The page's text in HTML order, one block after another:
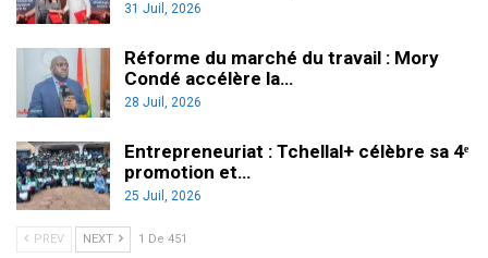
31 Juil, 2026
Réforme du marché du travail : Mory
Condé accélère la…
28 Juil, 2026
Entrepreneuriat : Tchellal+ célèbre sa 4ᵉ
promotion et…
25 Juil, 2026
PREV NEXT 1 De 451